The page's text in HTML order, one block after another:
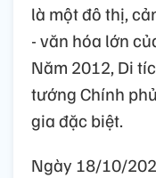
là một đô thị,
- văn hóa lớn
Năm 2012, Di
tướng Chính
gia đặc biệt.
Ngày 18/10/